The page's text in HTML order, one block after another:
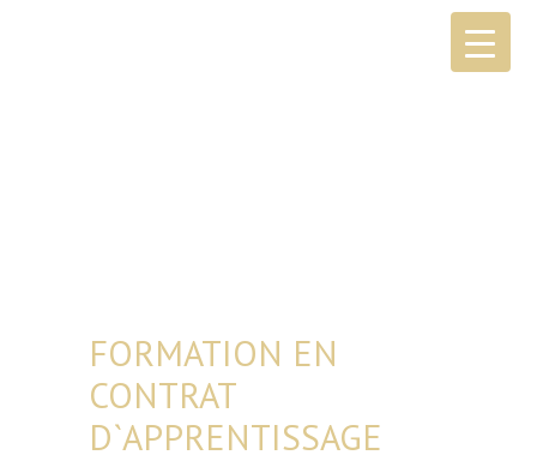
FORMATION EN
CONTRAT
D`APPRENTISSAGE